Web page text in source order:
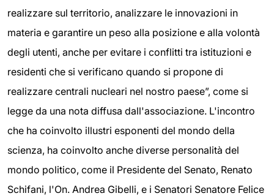
realizzare sul territorio, analizzare le innovazioni in
materia e garantire un peso alla posizione e alla volontà
degli utenti, anche per evitare i conflitti tra istituzioni e
residenti che si verificano quando si propone di
realizzare centrali nucleari nel nostro paese”, come si
legge da una nota diffusa dall'associazione. L'incontro
che ha coinvolto illustri esponenti del mondo della
scienza, ha coinvolto anche diverse personalità del
mondo politico, come il Presidente del Senato, Renato
Schifani, l'On. Andrea Gibelli, e i Senatori Senatore Felice